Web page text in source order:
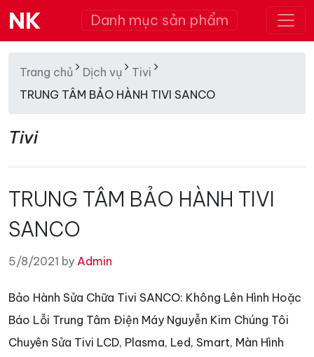
NK Danh mục sản phẩm
Trang chủ Dịch vụ
Tivi
TRUNG TÂM BẢO HÀNH TIVI SANCO
Tivi
TRUNG TÂM BẢO HÀNH TIVI
SANCO
5/8/2021 by Admin
Bảo Hành Sửa Chữa Tivi SANCO: Không Lên Hình Hoặc
Báo Lỗi Trung Tâm Điện Máy Nguyễn Kim Chúng Tôi
Chuyên Sửa Tivi LCD, Plasma, Led, Smart, Màn Hình